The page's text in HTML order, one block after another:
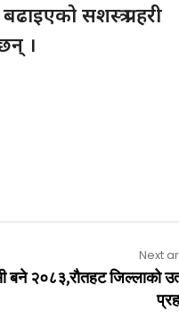
सशस्त्र प्रहरी
।
Next
बने २०८३,राैतहट जिल्लाको